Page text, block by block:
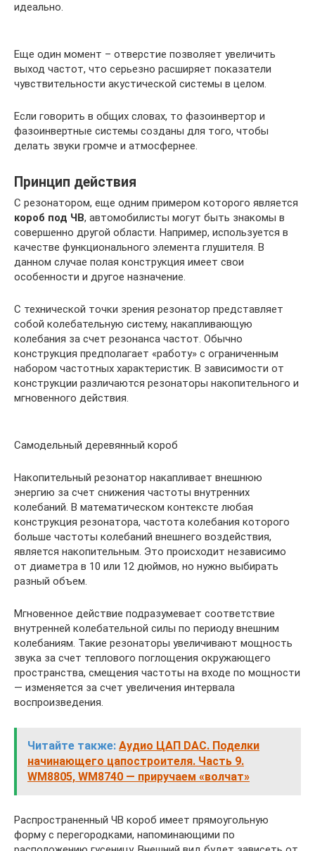
идеально.
Еще один момент – отверстие позволяет увеличить
выход частот, что серьезно расширяет показатели
чувствительности акустической системы в целом.
Если говорить в общих словах, то фазоинвертор и
фазоинвертные системы созданы для того, чтобы
делать звуки громче и атмосфернее.
Принцип действия
С резонатором, еще одним примером которого является
короб под ЧВ, автомобилисты могут быть знакомы в
совершенно другой области. Например, используется в
качестве функционального элемента глушителя. В
данном случае полая конструкция имеет свои
особенности и другое назначение.
С технической точки зрения резонатор представляет
собой колебательную систему, накапливающую
колебания за счет резонанса частот. Обычно
конструкция предполагает «работу» с ограниченным
набором частотных характеристик. В зависимости от
конструкции различаются резонаторы накопительного и
мгновенного действия.
Самодельный деревянный короб
Накопительный резонатор накапливает внешнюю
энергию за счет снижения частоты внутренних
колебаний. В математическом контексте любая
конструкция резонатора, частота колебания которого
больше частоты колебаний внешнего воздействия,
является накопительным. Это происходит независимо
от диаметра в 10 или 12 дюймов, но нужно выбирать
разный объем.
Мгновенное действие подразумевает соответствие
внутренней колебательной силы по периоду внешним
колебаниям. Такие резонаторы увеличивают мощность
звука за счет теплового поглощения окружающего
пространства, смещения частоты на входе по мощности
— изменяется за счет увеличения интервала
воспроизведения.
Читайте также: Аудио ЦАП DAC. Поделки
начинающего цапостроителя. Часть 9.
WM8805, WM8740 — приручаем «волчат»
Распространенный ЧВ короб имеет прямоугольную
форму с перегородками, напоминающими по